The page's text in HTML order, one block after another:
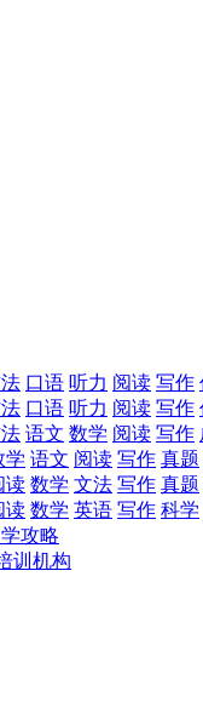
口语 听力 阅读 写作
口语 听力 阅读 写作
语文 数学 阅读 写作
学 语文 阅读 写作 真题
读 数学 文法 写作 真题
读 数学 英语 写作 科学
攻略
训机构